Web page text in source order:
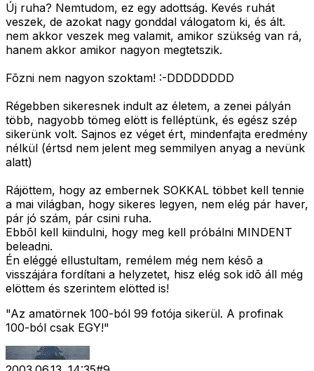
Új ruha? Nemtudom, ez egy adottság. Kevés ruhát
veszek, de azokat nagy gonddal válogatom ki, és ált.
nem akkor veszek meg valamit, amikor szükség van rá,
hanem akkor amikor nagyon megtetszik.
Fõzni nem nagyon szoktam! :-DDDDDDDD
Régebben sikeresnek indult az életem, a zenei pályán
több, nagyobb tömeg elött is felléptünk, és egész szép
sikerünk volt. Sajnos ez véget ért, mindenfajta eredmény
nélkül (értsd nem jelent meg semmilyen anyag a nevünk
alatt)
Rájöttem, hogy az embernek SOKKAL többet kell tennie
a mai világban, hogy sikeres legyen, nem elég pár haver,
pár jó szám, pár csini ruha.
Ebbõl kell kiindulni, hogy meg kell próbálni MINDENT
beleadni.
Én eléggé ellustultam, remélem még nem késõ a
visszájára fordítani a helyzetet, hisz elég sok idõ áll még
elöttem és szerintem elötted is!
"Az amatörnek 100-ból 99 fotója sikerül. A profinak
100-ból csak EGY!"